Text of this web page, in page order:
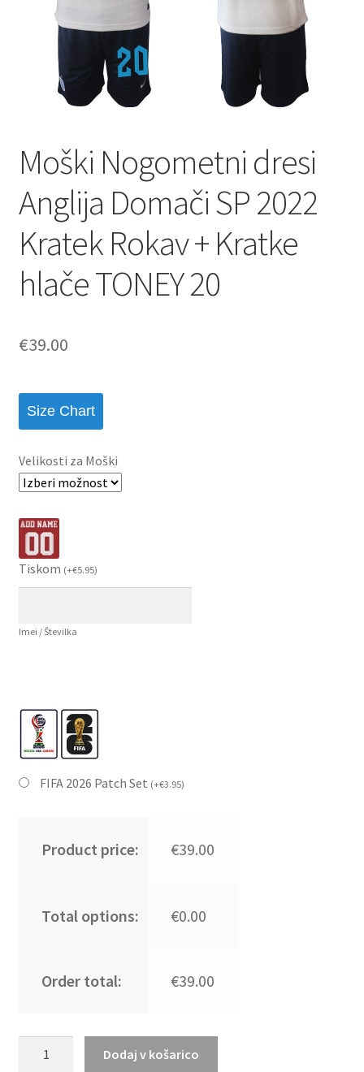
Moški Nogometni dresi
Anglija Domači SP 2022
Kratek Rokav + Kratke
hlače TONEY 20
€39.00
Size Chart
Velikosti za Moški
Tiskom (+€5.95)
Imei / Številka
FIFA 2026 Patch Set (+€3.95)
Product price: €39.00
Total options: €0.00
Order total: €39.00
Dodaj v košarico